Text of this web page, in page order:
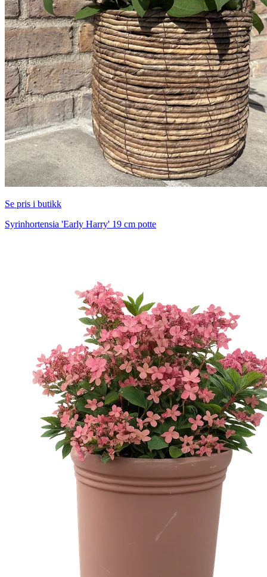
Se pris i butikk
Syrinhortensia 'Early Harry' 19 cm potte